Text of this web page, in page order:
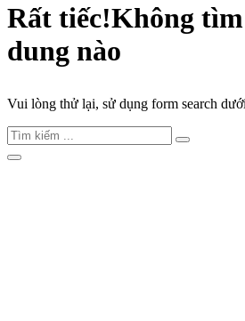
Rất tiếc!Không
dung nào
Vui lòng thử lại, sử dụng form search